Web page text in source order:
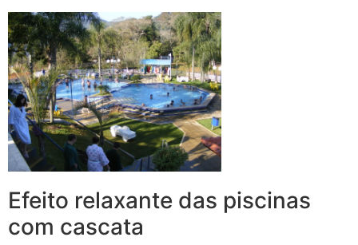
Efeito relaxante das piscinas
com cascata